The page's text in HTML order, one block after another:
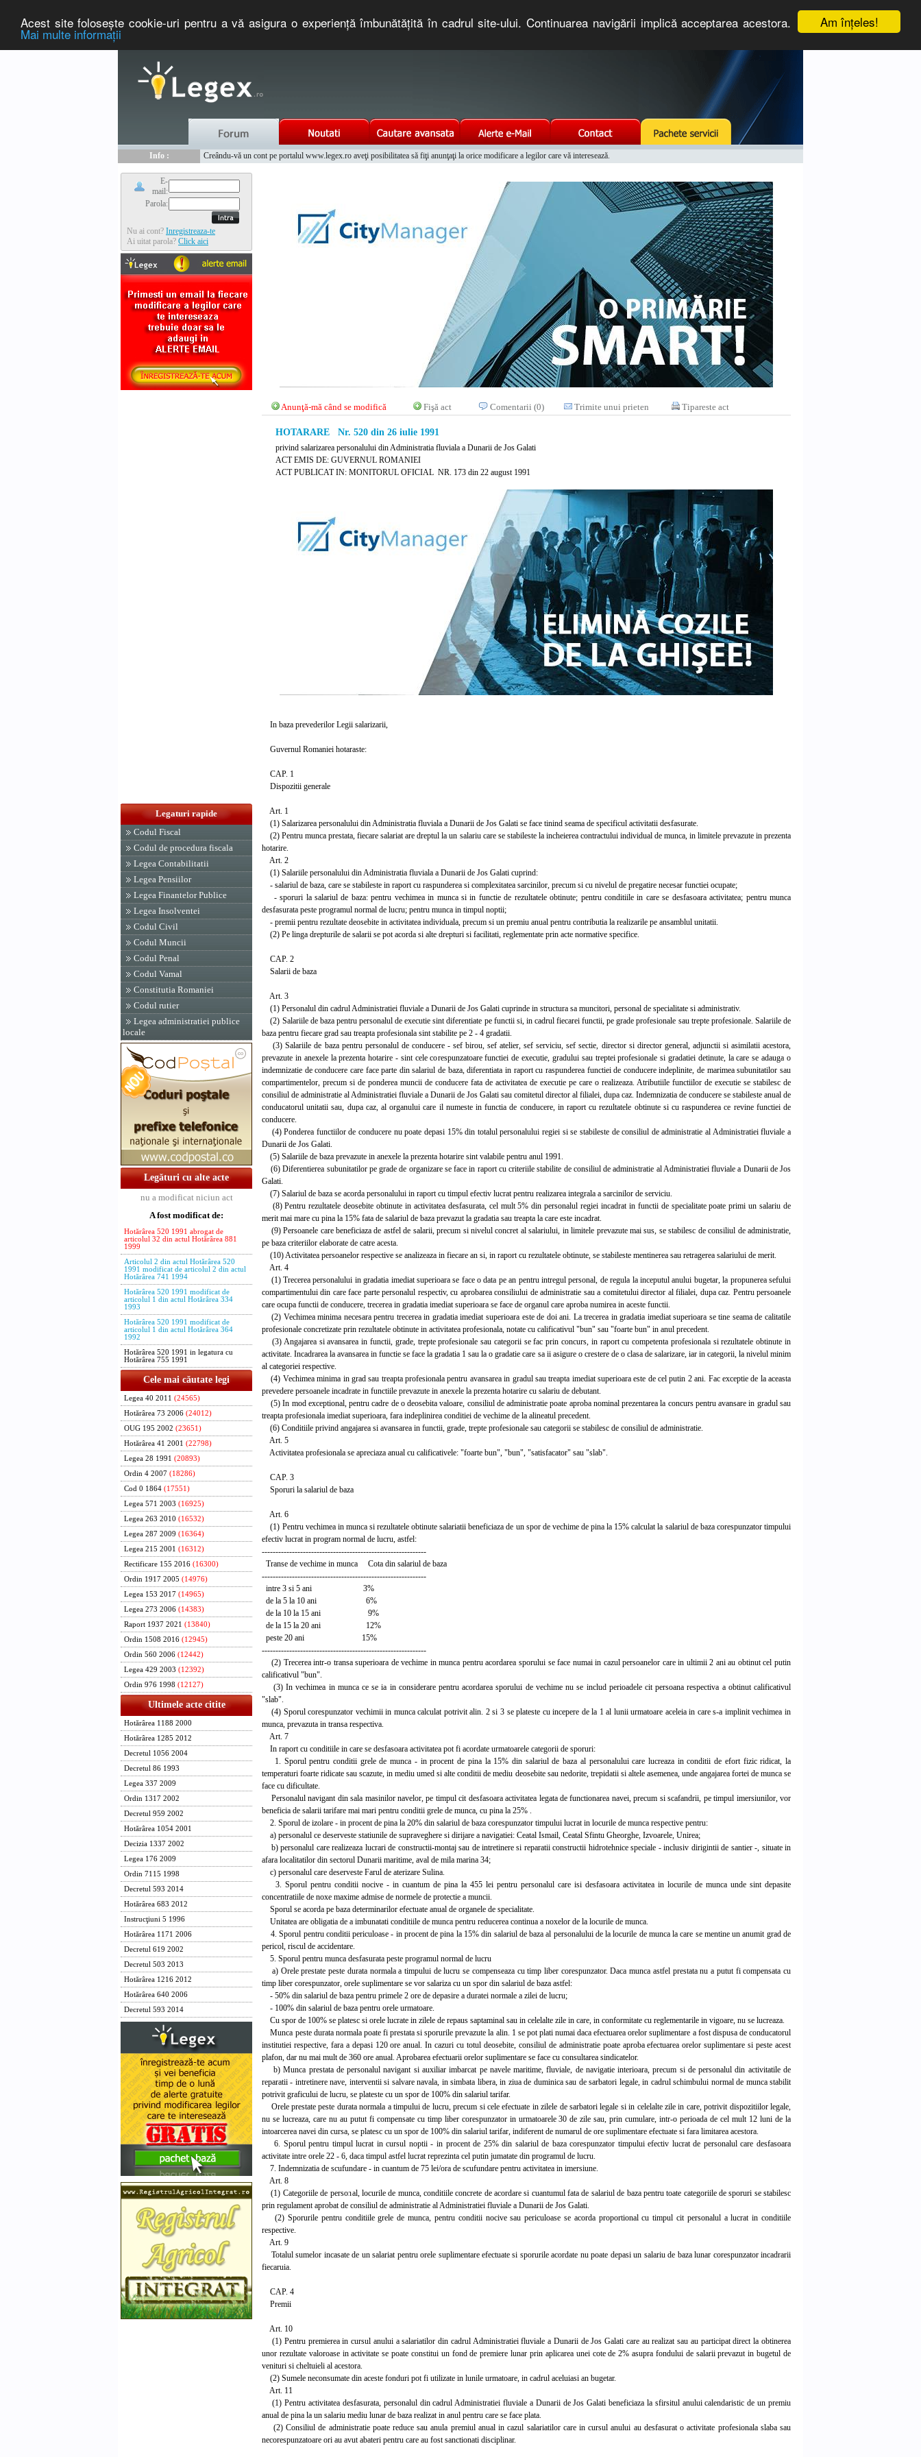
Am înţeles!
Acest site foloseşte cookie-uri pentru a vă asigura o experienţă îmbunătăţită în cadrul site-ului. Continuarea navigării implică acceptarea acestora.
Mai multe informaţii
Info :
Creându-vă un cont pe portalul www.legex.ro aveţi posibilitatea să fiţi anunţaţi la orice modificare a legilor care vă interesează.
E-
mail:
Parola:
Nu ai cont? Inregistreaza-te
Ai uitat parola? Click aici
Legaturi rapide
Codul Fiscal
Codul de procedura fiscala
Legea Contabilitatii
Legea Pensiilor
Legea Finantelor Publice
Legea Insolventei
Codul Civil
Codul Muncii
Codul Penal
Codul Vamal
Constitutia Romaniei
Codul rutier
Legea administratiei publice
locale
Legături cu alte acte
nu a modificat niciun act
A fost modificat de:
Hotărârea 520 1991 abrogat de
articolul 32 din actul Hotărârea 881
1999
Articolul 2 din actul Hotărârea 520
1991 modificat de articolul 2 din actul
Hotărârea 741 1994
Hotărârea 520 1991 modificat de
articolul 1 din actul Hotărârea 334
1993
Hotărârea 520 1991 modificat de
articolul 1 din actul Hotărârea 364
1992
Hotărârea 520 1991 in legatura cu
Hotărârea 755 1991
Cele mai căutate legi
Legea 40 2011 (24565)
Hotărârea 73 2006 (24012)
OUG 195 2002 (23651)
Hotărârea 41 2001 (22798)
Legea 28 1991 (20893)
Ordin 4 2007 (18286)
Cod 0 1864 (17551)
Legea 571 2003 (16925)
Legea 263 2010 (16532)
Legea 287 2009 (16364)
Legea 215 2001 (16312)
Rectificare 155 2016 (16300)
Ordin 1917 2005 (14976)
Legea 153 2017 (14965)
Legea 273 2006 (14383)
Raport 1937 2021 (13840)
Ordin 1508 2016 (12945)
Ordin 560 2006 (12442)
Legea 429 2003 (12392)
Ordin 976 1998 (12127)
Ultimele acte citite
Hotărârea 1188 2000
Hotărârea 1285 2012
Decretul 1056 2004
Decretul 86 1993
Legea 337 2009
Ordin 1317 2002
Decretul 959 2002
Hotărârea 1054 2001
Decizia 1337 2002
Legea 176 2009
Ordin 7115 1998
Decretul 593 2014
Hotărârea 683 2012
Instrucţiuni 5 1996
Hotărârea 1171 2006
Decretul 619 2002
Decretul 503 2013
Hotărârea 1216 2012
Hotărârea 640 2006
Decretul 593 2014
Anunţă-mă când se modifică Fişă act Comentarii (0) Trimite unui prieten Tipareste act
HOTARARE Nr. 520 din 26 iulie 1991
privind salarizarea personalului din Administratia fluviala a Dunarii de Jos Galati
ACT EMIS DE: GUVERNUL ROMANIEI
ACT PUBLICAT IN: MONITORUL OFICIAL NR. 173 din 22 august 1991
In baza prevederilor Legii salarizarii,
Guvernul Romaniei hotaraste:
CAP. 1
Dispozitii generale
Art. 1
(1) Salarizarea personalului din Administratia fluviala a Dunarii de Jos Galati se face tinind seama de specificul activitatii desfasurate.
(2) Pentru munca prestata, fiecare salariat are dreptul la un salariu care se stabileste la incheierea contractului individual de munca, in limitele prevazute in prezenta
hotarire.
Art. 2
(1) Salariile personalului din Administratia fluviala a Dunarii de Jos Galati cuprind:
- salariul de baza, care se stabileste in raport cu raspunderea si complexitatea sarcinilor, precum si cu nivelul de pregatire necesar functiei ocupate;
- sporuri la salariul de baza: pentru vechimea in munca si in functie de rezultatele obtinute; pentru conditiile in care se desfasoara activitatea; pentru munca
desfasurata peste programul normal de lucru; pentru munca in timpul noptii;
- premii pentru rezultate deosebite in activitatea individuala, precum si un premiu anual pentru contributia la realizarile pe ansamblul unitatii.
(2) Pe linga drepturile de salarii se pot acorda si alte drepturi si facilitati, reglementate prin acte normative specifice.
CAP. 2
Salarii de baza
Art. 3
(1) Personalul din cadrul Administratiei fluviale a Dunarii de Jos Galati cuprinde in structura sa muncitori, personal de specialitate si administrativ.
(2) Salariile de baza pentru personalul de executie sint diferentiate pe functii si, in cadrul fiecarei functii, pe grade profesionale sau trepte profesionale. Salariile de
baza pentru fiecare grad sau treapta profesionala sint stabilite pe 2 - 4 gradatii.
(3) Salariile de baza pentru personalul de conducere - sef birou, sef atelier, sef serviciu, sef sectie, director si director general, adjunctii si asimilatii acestora,
prevazute in anexele la prezenta hotarire - sint cele corespunzatoare functiei de executie, gradului sau treptei profesionale si gradatiei detinute, la care se adauga o
indemnizatie de conducere care face parte din salariul de baza, diferentiata in raport cu raspunderea functiei de conducere indeplinite, de marimea subunitatilor sau
compartimentelor, precum si de ponderea muncii de conducere fata de activitatea de executie pe care o realizeaza. Atributiile functiilor de executie se stabilesc de
consiliul de administratie al Administratiei fluviale a Dunarii de Jos Galati sau comitetul director al filialei, dupa caz. Indemnizatia de conducere se stabileste anual de
conducatorul unitatii sau, dupa caz, al organului care il numeste in functia de conducere, in raport cu rezultatele obtinute si cu raspunderea ce revine functiei de
conducere.
(4) Ponderea functiilor de conducere nu poate depasi 15% din totalul personalului regiei si se stabileste de consiliul de administratie al Administratiei fluviale a
Dunarii de Jos Galati.
(5) Salariile de baza prevazute in anexele la prezenta hotarire sint valabile pentru anul 1991.
(6) Diferentierea subunitatilor pe grade de organizare se face in raport cu criteriile stabilite de consiliul de administratie al Administratiei fluviale a Dunarii de Jos
Galati.
(7) Salariul de baza se acorda personalului in raport cu timpul efectiv lucrat pentru realizarea integrala a sarcinilor de serviciu.
(8) Pentru rezultatele deosebite obtinute in activitatea desfasurata, cel mult 5% din personalul regiei incadrat in functii de specialitate poate primi un salariu de
merit mai mare cu pina la 15% fata de salariul de baza prevazut la gradatia sau treapta la care este incadrat.
(9) Persoanele care beneficiaza de astfel de salarii, precum si nivelul concret al salariului, in limitele prevazute mai sus, se stabilesc de consiliul de administratie,
pe baza criteriilor elaborate de catre acesta.
(10) Activitatea persoanelor respective se analizeaza in fiecare an si, in raport cu rezultatele obtinute, se stabileste mentinerea sau retragerea salariului de merit.
Art. 4
(1) Trecerea personalului in gradatia imediat superioara se face o data pe an pentru intregul personal, de regula la inceputul anului bugetar, la propunerea sefului
compartimentului din care face parte personalul respectiv, cu aprobarea consiliului de administratie sau a comitetului director al filialei, dupa caz. Pentru persoanele
care ocupa functii de conducere, trecerea in gradatia imediat superioara se face de organul care aproba numirea in aceste functii.
(2) Vechimea minima necesara pentru trecerea in gradatia imediat superioara este de doi ani. La trecerea in gradatia imediat superioara se tine seama de calitatile
profesionale concretizate prin rezultatele obtinute in activitatea profesionala, notate cu calificativul "bun" sau "foarte bun" in anul precedent.
(3) Angajarea si avansarea in functii, grade, trepte profesionale sau categorii se fac prin concurs, in raport cu competenta profesionala si rezultatele obtinute in
activitate. Incadrarea la avansarea in functie se face la gradatia 1 sau la o gradatie care sa ii asigure o crestere de o clasa de salarizare, iar in categorii, la nivelul minim
al categoriei respective.
(4) Vechimea minima in grad sau treapta profesionala pentru avansarea in gradul sau treapta imediat superioara este de cel putin 2 ani. Fac exceptie de la aceasta
prevedere persoanele incadrate in functiile prevazute in anexele la prezenta hotarire cu salariu de debutant.
(5) In mod exceptional, pentru cadre de o deosebita valoare, consiliul de administratie poate aproba nominal prezentarea la concurs pentru avansare in gradul sau
treapta profesionala imediat superioara, fara indeplinirea conditiei de vechime de la alineatul precedent.
(6) Conditiile privind angajarea si avansarea in functii, grade, trepte profesionale sau categorii se stabilesc de consiliul de administratie.
Art. 5
Activitatea profesionala se apreciaza anual cu calificativele: "foarte bun", "bun", "satisfacator" sau "slab".
CAP. 3
Sporuri la salariul de baza
Art. 6
(1) Pentru vechimea in munca si rezultatele obtinute salariatii beneficiaza de un spor de vechime de pina la 15% calculat la salariul de baza corespunzator timpului
efectiv lucrat in program normal de lucru, astfel:
------------------------------------------------------------
Transe de vechime in munca Cota din salariul de baza
------------------------------------------------------------
intre 3 si 5 ani 3%
de la 5 la 10 ani 6%
de la 10 la 15 ani 9%
de la 15 la 20 ani 12%
peste 20 ani 15%
------------------------------------------------------------
(2) Trecerea intr-o transa superioara de vechime in munca pentru acordarea sporului se face numai in cazul persoanelor care in ultimii 2 ani au obtinut cel putin
calificativul "bun".
(3) In vechimea in munca ce se ia in considerare pentru acordarea sporului de vechime nu se includ perioadele cit persoana respectiva a obtinut calificativul
"slab".
(4) Sporul corespunzator vechimii in munca calculat potrivit alin. 2 si 3 se plateste cu incepere de la 1 al lunii urmatoare aceleia in care s-a implinit vechimea in
munca, prevazuta in transa respectiva.
Art. 7
In raport cu conditiile in care se desfasoara activitatea pot fi acordate urmatoarele categorii de sporuri:
1. Sporul pentru conditii grele de munca - in procent de pina la 15% din salariul de baza al personalului care lucreaza in conditii de efort fizic ridicat, la
temperaturi foarte ridicate sau scazute, in mediu umed si alte conditii de mediu deosebite sau nedorite, trepidatii si altele asemenea, unde angajarea fortei de munca se
face cu dificultate.
Personalul navigant din sala masinilor navelor, pe timpul cit desfasoara activitatea legata de functionarea navei, precum si scafandrii, pe timpul imersiunilor, vor
beneficia de salarii tarifare mai mari pentru conditii grele de munca, cu pina la 25% .
2. Sporul de izolare - in procent de pina la 20% din salariul de baza corespunzator timpului lucrat in locurile de munca respective pentru:
a) personalul ce deserveste statiunile de supraveghere si dirijare a navigatiei: Ceatal Ismail, Ceatal Sfintu Gheorghe, Izvoarele, Unirea;
b) personalul care realizeaza lucrari de constructii-montaj sau de intretinere si reparatii constructii hidrotehnice speciale - inclusiv dirigintii de santier -, situate in
afara localitatilor din sectorul Dunarii maritime, aval de mila marina 34;
c) personalul care deserveste Farul de aterizare Sulina.
3. Sporul pentru conditii nocive - in cuantum de pina la 455 lei pentru personalul care isi desfasoara activitatea in locurile de munca unde sint depasite
concentratiile de noxe maxime admise de normele de protectie a muncii.
Sporul se acorda pe baza determinarilor efectuate anual de organele de specialitate.
Unitatea are obligatia de a imbunatati conditiile de munca pentru reducerea continua a noxelor de la locurile de munca.
4. Sporul pentru conditii periculoase - in procent de pina la 15% din salariul de baza al personalului de la locurile de munca la care se mentine un anumit grad de
pericol, riscul de accidentare.
5. Sporul pentru munca desfasurata peste programul normal de lucru
a) Orele prestate peste durata normala a timpului de lucru se compenseaza cu timp liber corespunzator. Daca munca astfel prestata nu a putut fi compensata cu
timp liber corespunzator, orele suplimentare se vor salariza cu un spor din salariul de baza astfel:
- 50% din salariul de baza pentru primele 2 ore de depasire a duratei normale a zilei de lucru;
- 100% din salariul de baza pentru orele urmatoare.
Cu spor de 100% se platesc si orele lucrate in zilele de repaus saptaminal sau in celelalte zile in care, in conformitate cu reglementarile in vigoare, nu se lucreaza.
Munca peste durata normala poate fi prestata si sporurile prevazute la alin. 1 se pot plati numai daca efectuarea orelor suplimentare a fost dispusa de conducatorul
institutiei respective, fara a depasi 120 ore anual. In cazuri cu totul deosebite, consiliul de administratie poate aproba efectuarea orelor suplimentare si peste acest
plafon, dar nu mai mult de 360 ore anual. Aprobarea efectuarii orelor suplimentare se face cu consultarea sindicatelor.
b) Munca prestata de personalul navigant si auxiliar imbarcat pe navele maritime, fluviale, de navigatie interioara, precum si de personalul din activitatile de
reparatii - intretinere nave, interventii si salvare navala, in simbata libera, in ziua de duminica sau de sarbatori legale, in cadrul schimbului normal de munca stabilit
potrivit graficului de lucru, se plateste cu un spor de 100% din salariul tarifar.
Orele prestate peste durata normala a timpului de lucru, precum si cele efectuate in zilele de sarbatori legale si in celelalte zile in care, potrivit dispozitiilor legale,
nu se lucreaza, care nu au putut fi compensate cu timp liber corespunzator in urmatoarele 30 de zile sau, prin cumulare, intr-o perioada de cel mult 12 luni de la
intoarcerea navei din cursa, se platesc cu un spor de 100% din salariul tarifar, indiferent de numarul de ore suplimentare efectuate si fara limitarea acestora.
6. Sporul pentru timpul lucrat in cursul noptii - in procent de 25% din salariul de baza corespunzator timpului efectiv lucrat de personalul care desfasoara
activitate intre orele 22 - 6, daca timpul astfel lucrat reprezinta cel putin jumatate din programul de lucru.
7. Indemnizatia de scufundare - in cuantum de 75 lei/ora de scufundare pentru activitatea in imersiune.
Art. 8
(1) Categoriile de personal, locurile de munca, conditiile concrete de acordare si cuantumul fata de salariul de baza pentru toate categoriile de sporuri se stabilesc
prin regulament aprobat de consiliul de administratie al Administratiei fluviale a Dunarii de Jos Galati.
(2) Sporurile pentru conditiile grele de munca, pentru conditii nocive sau periculoase se acorda proportional cu timpul cit personalul a lucrat in conditiile
respective.
Art. 9
Totalul sumelor incasate de un salariat pentru orele suplimentare efectuate si sporurile acordate nu poate depasi un salariu de baza lunar corespunzator incadrarii
fiecaruia.
CAP. 4
Premii
Art. 10
(1) Pentru premierea in cursul anului a salariatilor din cadrul Administratiei fluviale a Dunarii de Jos Galati care au realizat sau au participat direct la obtinerea
unor rezultate valoroase in activitate se poate constitui un fond de premiere lunar prin aplicarea unei cote de 2% asupra fondului de salarii prevazut in bugetul de
venituri si cheltuieli al acestora.
(2) Sumele neconsumate din aceste fonduri pot fi utilizate in lunile urmatoare, in cadrul aceluiasi an bugetar.
Art. 11
(1) Pentru activitatea desfasurata, personalul din cadrul Administratiei fluviale a Dunarii de Jos Galati beneficiaza la sfirsitul anului calendaristic de un premiu
anual de pina la un salariu mediu lunar de baza realizat in anul pentru care se face plata.
(2) Consiliul de administratie poate reduce sau anula premiul anual in cazul salariatilor care in cursul anului au desfasurat o activitate profesionala slaba sau
necorespunzatoare ori au avut abateri pentru care au fost sanctionati disciplinar.